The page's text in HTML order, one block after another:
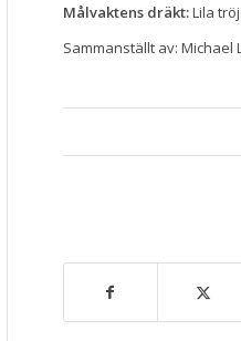
Målvaktens dräkt:Lila
Sammanställt av: Michael